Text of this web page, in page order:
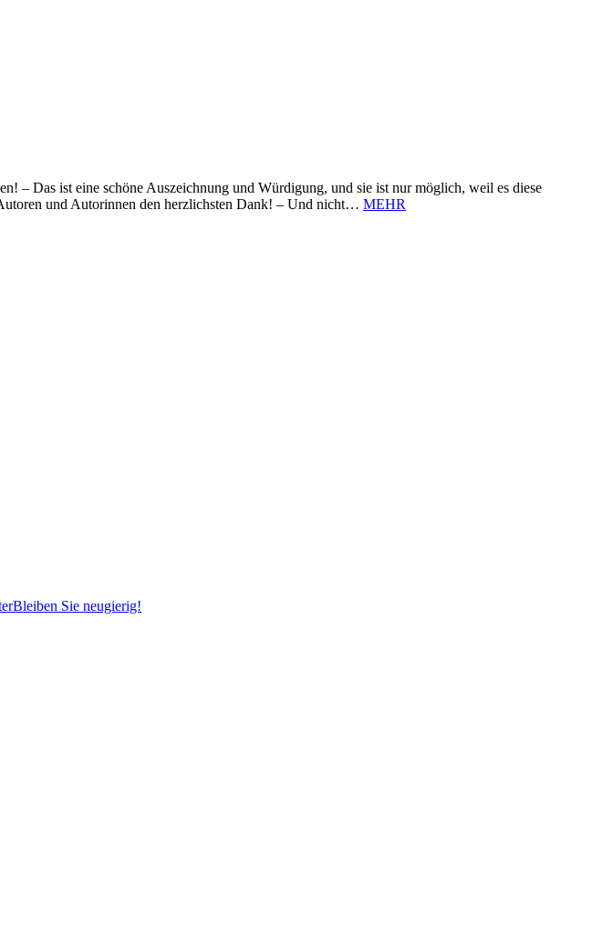
– Das ist eine schöne Auszeichnung und Würdigung, und sie ist nur möglich, weil es diese
und Autorinnen den herzlichsten Dank! – Und nicht… MEHR
Bleiben Sie neugierig!